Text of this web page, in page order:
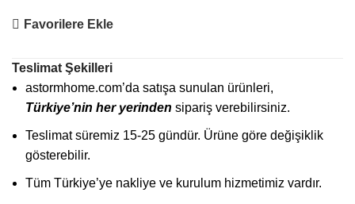
Favorilere Ekle
Teslimat Şekilleri
astormhome.com’da satışa sunulan ürünleri,
Türkiye’nin her yerinden sipariş verebilirsiniz.
Teslimat süremiz 15-25 gündür. Ürüne göre değişiklik
gösterebilir.
Tüm Türkiye’ye nakliye ve kurulum hizmetimiz vardır.